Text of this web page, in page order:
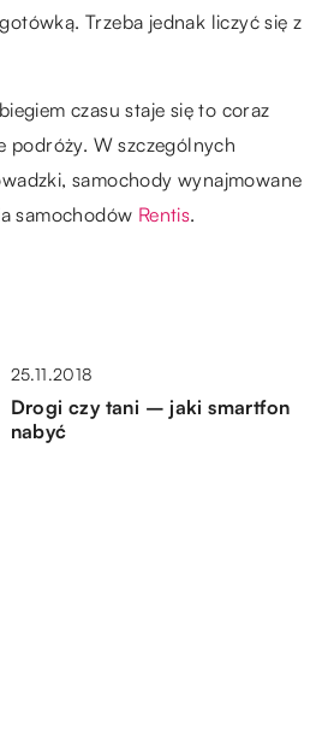
Trzeba jednak liczyć się z
czasu staje się to coraz
podróży. W szczególnych
samochody wynajmowane
samochodów Rentis.
25.11.2018
Drogi czy tani – jaki smartfon
nabyć